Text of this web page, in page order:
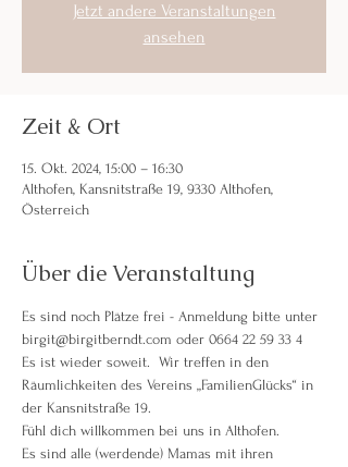
Jetzt andere Veranstaltungen
ansehen
Zeit & Ort
15. Okt. 2024, 15:00 – 16:30
Althofen, Kansnitstraße 19, 9330 Althofen,
Österreich
Über die Veranstaltung
Es sind noch Plätze frei - Anmeldung bitte unter
birgit@birgitberndt.com oder 0664 22 59 33 4
Es ist wieder soweit.  Wir treffen in den
Räumlichkeiten des Vereins „FamilienGlücks“ in
der Kansnitstraße 19.
Fühl dich willkommen bei uns in Althofen.
Es sind alle (werdende) Mamas mit ihren